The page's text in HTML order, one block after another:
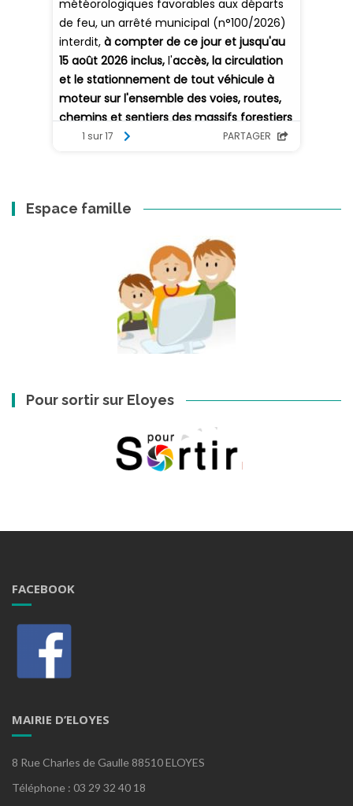
Espace famille
Pour sortir sur Eloyes
FACEBOOK
MAIRIE D’ELOYES
8 Rue Charles de Gaulle 88510 ELOYES
Téléphone : 03 29 32 40 18